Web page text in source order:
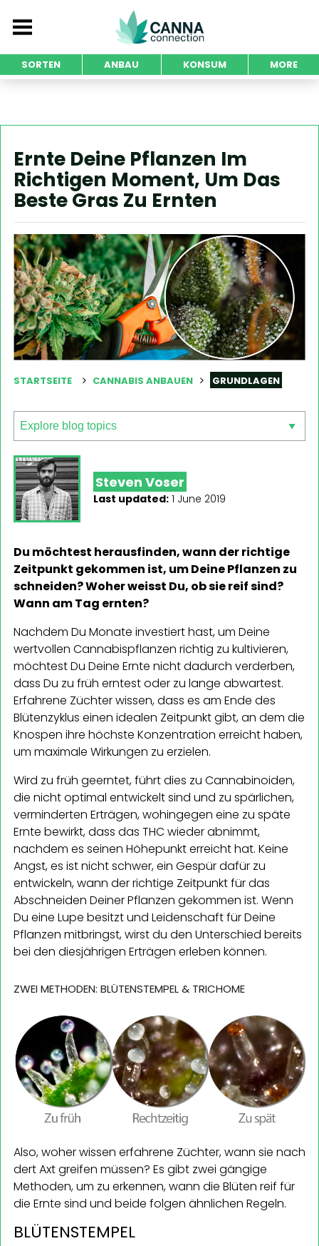
SORTEN ANBAU KONSUM MORE
Ernte Deine Pflanzen Im
Richtigen Moment, Um Das
Beste Gras Zu Ernten
STARTSEITE CANNABIS ANBAUEN GRUNDLAGEN
Steven Voser
Last updated: 1 June 2019
Du möchtest herausfinden, wann der richtige
Zeitpunkt gekommen ist, um Deine Pflanzen zu
schneiden? Woher weisst Du, ob sie reif sind?
Wann am Tag ernten?
Nachdem Du Monate investiert hast, um Deine
wertvollen Cannabispflanzen richtig zu kultivieren,
möchtest Du Deine Ernte nicht dadurch verderben,
dass Du zu früh erntest oder zu lange abwartest.
Erfahrene Züchter wissen, dass es am Ende des
Blütenzyklus einen idealen Zeitpunkt gibt, an dem die
Knospen ihre höchste Konzentration erreicht haben,
um maximale Wirkungen zu erzielen.
Wird zu früh geerntet, führt dies zu Cannabinoiden,
die nicht optimal entwickelt sind und zu spärlichen,
verminderten Erträgen, wohingegen eine zu späte
Ernte bewirkt, dass das THC wieder abnimmt,
nachdem es seinen Höhepunkt erreicht hat. Keine
Angst, es ist nicht schwer, ein Gespür dafür zu
entwickeln, wann der richtige Zeitpunkt für das
Abschneiden Deiner Pflanzen gekommen ist. Wenn
Du eine Lupe besitzt und Leidenschaft für Deine
Pflanzen mitbringst, wirst du den Unterschied bereits
bei den diesjährigen Erträgen erleben können.
ZWEI METHODEN: BLÜTENSTEMPEL & TRICHOME
Also, woher wissen erfahrene Züchter, wann sie nach
dert Axt greifen müssen? Es gibt zwei gängige
Methoden, um zu erkennen, wann die Blüten reif für
die Ernte sind und beide folgen ähnlichen Regeln.
BLÜTENSTEMPEL